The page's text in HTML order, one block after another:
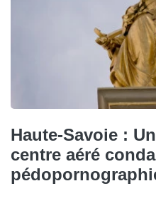
Haute-Savoie :
centre aéré